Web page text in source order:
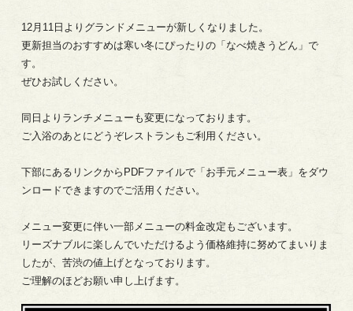
12月11日より グランドメニューが新しくなりました。
更新担当のおすすめは寒い冬にぴったりの「なべ焼きうどん」で
す。
ぜひお試しください。
同日よりランチメニューも変更になっております。
ご入浴のあとにどうぞレストランもご利用ください。
下部にあるリンクからPDFファイルで「お手元メニュー表」をダウ
ンロードできますのでご活用ください。
メニュー変更に伴い一部メニューの料金改定もございます。
リーズナブルに楽しんでいただけるよう価格維持に努めてまいりま
したが、苦渋の値上げとなっております。
ご理解のほどお願い申し上げます。